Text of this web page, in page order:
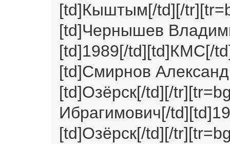
[td]Кыштым[/td][/
[td]Чернышев
[td]1989[/td][td]КМС[/
[td]Смирнов
[td]Озёрск[/td][/
Ибрагимович[/
[td]Озёрск[/td][/